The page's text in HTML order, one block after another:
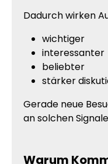
Dadurch wirken
wichtiger
interessanter
beliebter
stärker
Gerade neue
an solchen
Warum